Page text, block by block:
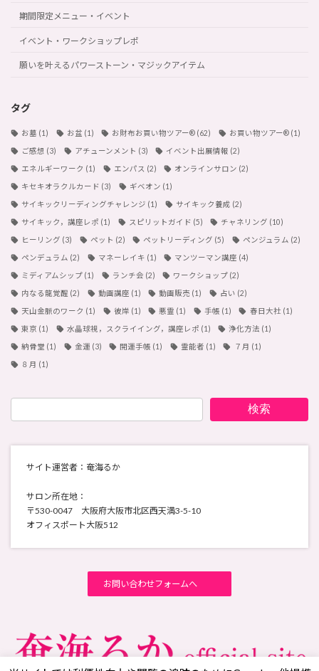
期間限定メニュー・イベント
イベント・ワークショップレポ
願いを叶えるパワーストーン・マジックアイテム
タグ
お墓 (1) お盆 (1) お財布お買い物ツアー®︎ (62) お買い物ツアー®︎(1)
ご感想 (3) アチューンメント (3) イベント出展情報 (2)
エネルギーワーク (1) エンパス (2) オンラインサロン (2)
キセキオラクルカード (3) ギベオン (1)
サイキックリーディングチャレンジ (1) サイキック養成 (2)
サイキック，講座レポ (1) スピリットガイド (5) チャネリング (10)
ヒーリング (3) ペット (2) ペットリーディング (5) ペンジュラム (2)
ペンデュラム (2) マネーレイキ (1) マンツーマン講座 (4)
ミディアムシップ (1) ランチ会 (2) ワークショップ (2)
内なる龍覚醒 (2) 動画講座 (1) 動画販売 (1) 占い (2)
天山金脈のワーク (1) 彼岸 (1) 悪霊 (1) 手帳 (1) 春日大社(1)
東京 (1) 水晶球視，スクライイング，講座レポ (1) 浄化方法 (1)
納骨堂 (1) 金運 (3) 開運手帳 (1) 霊能者 (1) ７月 (1)
８月 (1)
検索
サイト運営者：奄海るか
サロン所在地：
〒530-0047 大阪府大阪市北区西天満3-5-10
オフィスポート大阪512
お問い合わせフォームへ